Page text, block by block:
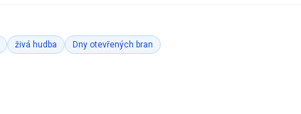
živá hudba Dny otevřených bran